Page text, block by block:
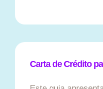
Carta de Crédito